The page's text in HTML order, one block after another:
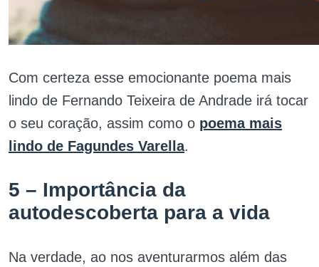
Com certeza esse emocionante poema mais
lindo de Fernando Teixeira de Andrade irá tocar
o seu coração, assim como o poema mais
lindo de Fagundes Varella.
5 – Importância da
autodescoberta para a vida
Na verdade, ao nos aventurarmos além das